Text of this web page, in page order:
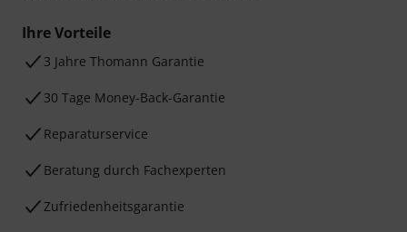
Ihre Vorteile
3 Jahre Thomann Garantie
30 Tage Money-Back-Garantie
Reparaturservice
Beratung durch Fachexperten
Zufriedenheitsgarantie